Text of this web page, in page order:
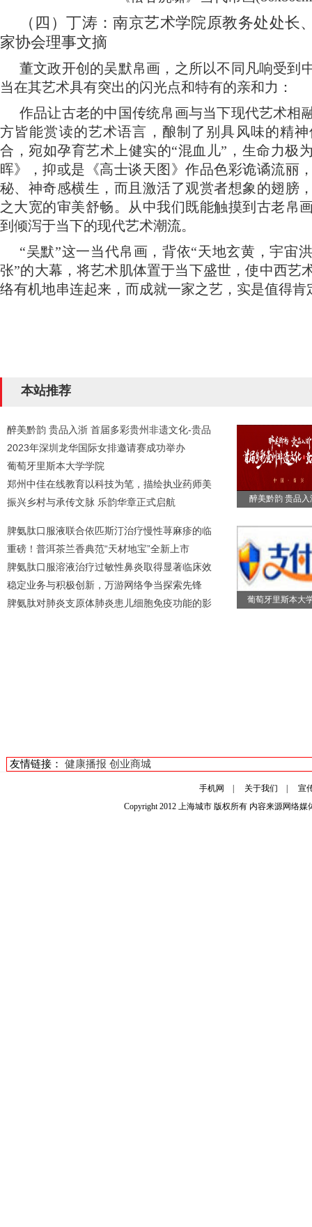
（四）丁涛：南京艺术学院原教务处处长
家协会理事文摘
董文政开创的吴默帛画，之所以不同凡响受到
当在其艺术具有突出的闪光点和特有的亲和力：
作品让古老的中国传统帛画与当下现代艺术相
方皆能赏读的艺术语言，酿制了别具风味的精
合，宛如孕育艺术上健实的“混血儿”，生命力极
晖》，抑或是《高士谈天图》作品色彩诡谲流丽
秘、神奇感横生，而且激活了观赏者想象的翅膀
之大宽的审美舒畅。从中我们既能触摸到古老帛
到倾泻于当下的现代艺术潮流。
“吴默”这一当代帛画，背依“天地玄黄，宇宙
张”的大幕，将艺术肌体置于当下盛世，使中西艺
络有机地串连起来，而成就一家之艺，实是值得
本站推荐
醉美黔韵 贵品入浙 首届多彩贵州非遗文化-贵品
2023年深圳龙华国际女排邀请赛成功举办
葡萄牙里斯本大学学院
郑州中佳在线教育以科技为笔，描绘执业药师美
振兴乡村与承传文脉 乐韵华章正式启航
脾氨肽口服液联合依匹斯汀治疗慢性荨麻疹的临
重磅！普洱茶兰香典范“天材地宝”全新上市
脾氨肽口服溶液治疗过敏性鼻炎取得显著临床效
稳定业务与积极创新，万游网络争当探索先锋
脾氨肽对肺炎支原体肺炎患儿细胞免疫功能的影
醉美黔韵 贵品入
葡萄牙里斯本大
友情链接： 健康播报 创业商城
手机网 关于我们 |宣
Copyright 2012上海城市 版权所有 内容来源网络媒